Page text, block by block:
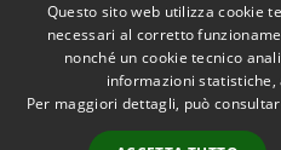
Accessibilità
Privacy
Questo sito web utilizza cookie
necessari al corretto
nonché un cookie tecnico
informazioni
Per maggiori dettagli, può